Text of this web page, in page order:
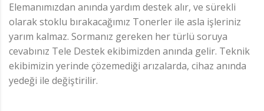
Elemanımızdan anında yardım destek alır, ve sürekli
olarak stoklu bırakacağımız Tonerler ile asla işleriniz
yarım kalmaz. Sormanız gereken her türlü soruya
cevabınız Tele Destek ekibimizden anında gelir. Teknik
ekibimizin yerinde çözemediği arızalarda, cihaz anında
yedeği ile değiştirilir.